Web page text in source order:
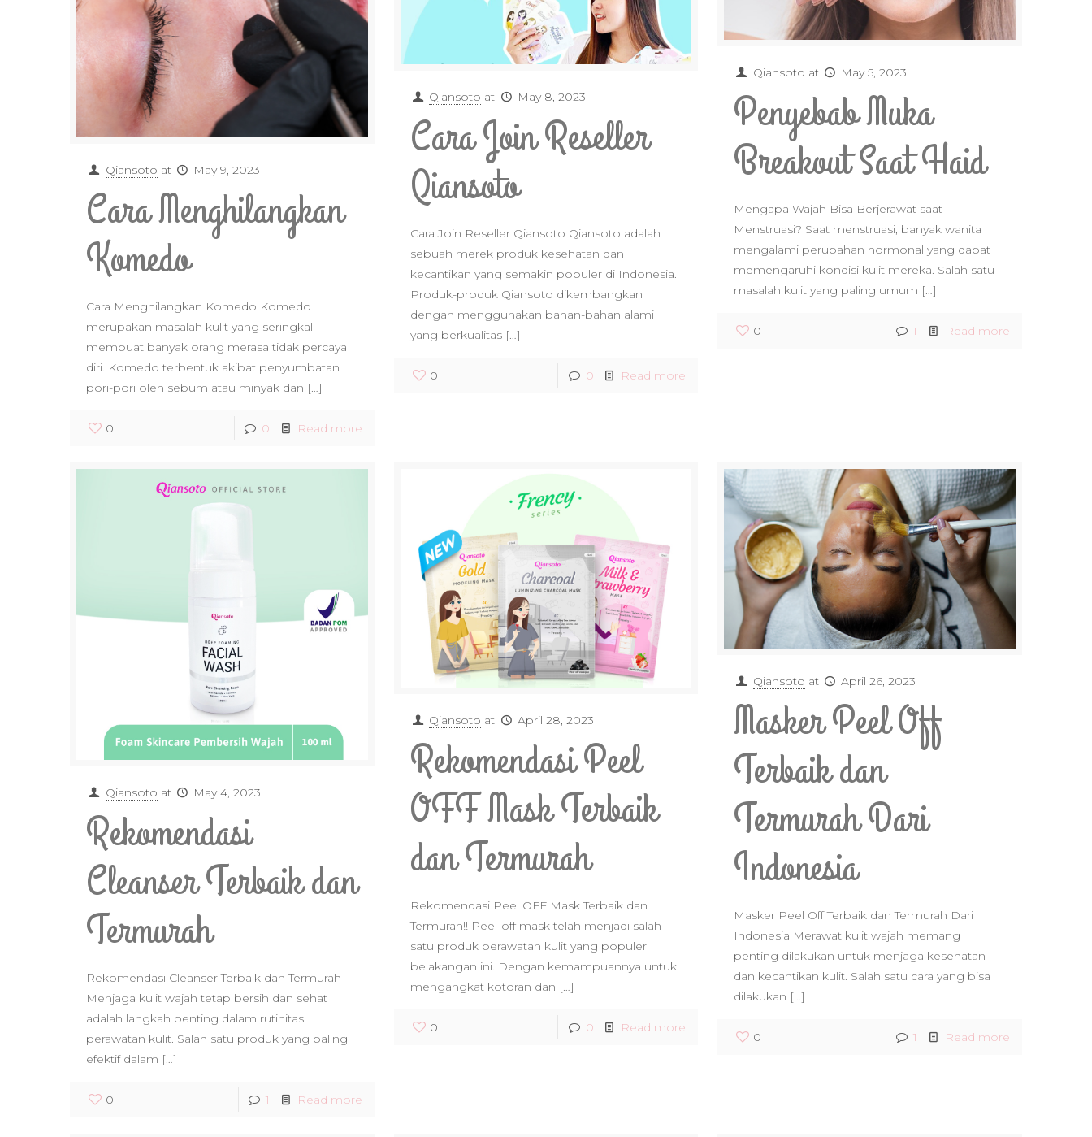
Qiansoto at May 9, 2023
Cara Menghilangkan
Komedo
Cara Menghilangkan Komedo Komedo
merupakan masalah kulit yang seringkali
membuat banyak orang merasa tidak percaya
diri. Komedo terbentuk akibat penyumbatan
pori-pori oleh sebum atau minyak dan […]
0 0 Read more
Qiansoto at May 8, 2023
Cara Join Reseller
Qiansoto
Cara Join Reseller Qiansoto Qiansoto adalah
sebuah merek produk kesehatan dan
kecantikan yang semakin populer di Indonesia.
Produk-produk Qiansoto dikembangkan
dengan menggunakan bahan-bahan alami
yang berkualitas[…]
0 0 Read more
Qiansoto at May 5, 2023
Penyebab Muka
Breakout Saat Haid
Mengapa Wajah Bisa Berjerawat saat
Menstruasi? Saat menstruasi, banyak wanita
mengalami perubahan hormonal yang dapat
memengaruhi kondisi kulit mereka. Salah satu
masalah kulit yang paling umum […]
0 1 Read more
Qiansoto at May 4, 2023
Rekomendasi
Cleanser Terbaik dan
Termurah
Rekomendasi Cleanser Terbaik dan Termurah
Menjaga kulit wajah tetap bersih dan sehat
adalah langkah penting dalam rutinitas
perawatan kulit. Salah satu produk yang paling
efektif dalam […]
0 1 Read more
Qiansoto at April 28, 2023
Rekomendasi Peel
OFF Mask Terbaik
dan Termurah
Rekomendasi Peel OFF Mask Terbaik dan
Termurah!! Peel-off mask telah menjadi salah
satu produk perawatan kulit yang populer
belakangan ini. Dengan kemampuannya untuk
mengangkat kotoran dan […]
0 0 Read more
Qiansoto at April 26, 2023
Masker Peel Off
Terbaik dan
Termurah Dari
Indonesia
Masker Peel Off Terbaik dan Termurah Dari
Indonesia Merawat kulit wajah memang
penting dilakukan untuk menjaga kesehatan
dan kecantikan kulit. Salah satu cara yang bisa
dilakukan […]
0 1 Read more